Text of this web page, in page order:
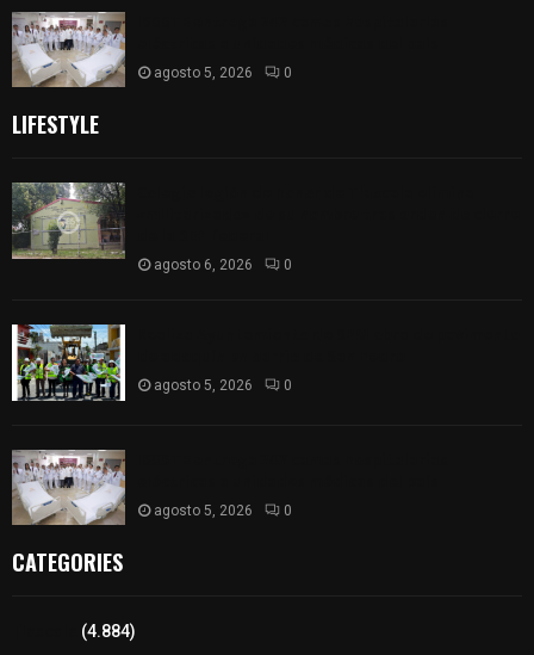
agosto 5, 2026 0
LIFESTYLE
agosto 6, 2026 0
agosto 5, 2026 0
agosto 5, 2026 0
CATEGORIES
(4.884)